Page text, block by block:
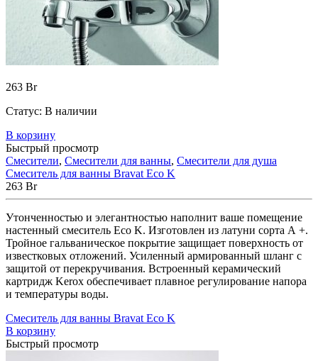
263 Br
Статус: В наличии
В корзину
Быстрый просмотр
Смесители, Смесители для ванны, Смесители для душа
Смеситель для ванны Bravat Eco K
263 Br
Утонченностью и элегантностью наполнит ваше помещение
настенный смеситель Eco K. Изготовлен из латуни сорта А +.
Тройное гальваническое покрытие защищает поверхность от
известковых отложений. Усиленный армированный шланг с
защитой от перекручивания. Встроенный керамический
картридж Kerox обеспечивает плавное регулирование напора
и температуры воды.
Смеситель для ванны Bravat Eco K
В корзину
Быстрый просмотр